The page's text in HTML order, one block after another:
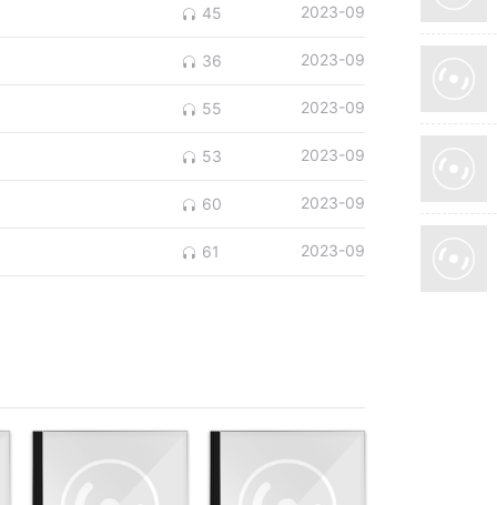
45 2023-09
36 2023-09
55 2023-09
53 2023-09
60 2023-09
61 2023-09